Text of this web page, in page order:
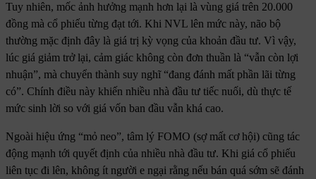
Tuy nhiên, mốc ảnh hưởng mạnh hơn lại là vùng giá trên 20.000
đồng mà cổ phiếu từng đạt tới. Khi NVL lên mức này, não bộ
thường mặc định đây là giá trị kỳ vọng của khoản đầu tư. Vì vậy,
lúc giá giảm trở lại, cảm giác không còn đơn thuần là “vẫn còn lợi
nhuận”, mà chuyển thành suy nghĩ “đang đánh mất phần lãi từng
có”. Chính điều này khiến nhiều nhà đầu tư tiếc nuối, dù thực tế
mức sinh lời so với giá vốn ban đầu vẫn khá cao.
Ngoài hiệu ứng “mỏ neo”, tâm lý FOMO (sợ mất cơ hội) cũng tác
động mạnh tới quyết định của nhiều nhà đầu tư. Khi giá cổ phiếu
liên tục đi lên, không ít người e ngại rằng nếu bán quá sớm sẽ đánh